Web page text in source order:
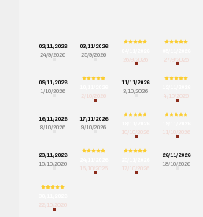
02/11/2026
24/9/2026
03/11/2026
25/9/2026
26/9/2026
27/9/2026
09/11/2026
1/10/2026
2/10/2026
11/11/2026
3/10/2026
4/10/2026
16/11/2026
8/10/2026
17/11/2026
9/10/2026
10/10/2026
11/10/2026
23/11/2026
15/10/2026
16/10/2026
17/10/2026
26/11/2026
18/10/2026
22/10/2026